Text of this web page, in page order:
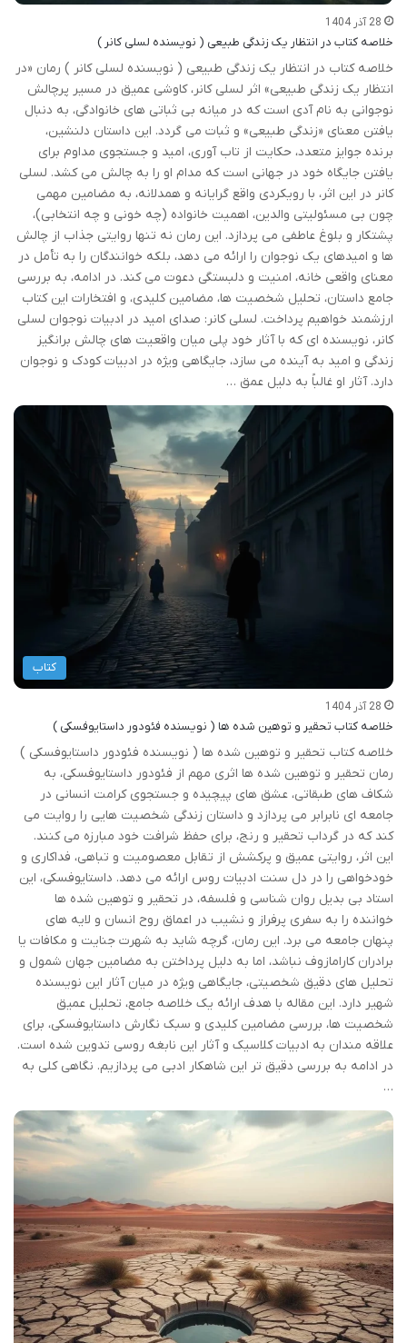
28 آذر 1404
خلاصه کتاب در انتظار یک زندگی طبیعی ( نویسنده لسلی کانر )
خلاصه کتاب در انتظار یک زندگی طبیعی ( نویسنده لسلی کانر ) رمان «در
انتظار یک زندگی طبیعی» اثر لسلی کانر، کاوشی عمیق در مسیر پرچالش
نوجوانی به نام آدی است که در میانه بی ثباتی های خانوادگی، به دنبال
یافتن معنای «زندگی طبیعی» و ثبات می گردد. این داستان دلنشین،
برنده جوایز متعدد، حکایت از تاب آوری، امید و جستجوی مداوم برای
یافتن جایگاه خود در جهانی است که مدام او را به چالش می کشد. لسلی
کانر در این اثر، با رویکردی واقع گرایانه و همدلانه، به مضامین مهمی
چون بی مسئولیتی والدین، اهمیت خانواده (چه خونی و چه انتخابی)،
پشتکار و بلوغ عاطفی می پردازد. این رمان نه تنها روایتی جذاب از چالش
ها و امیدهای یک نوجوان را ارائه می دهد، بلکه خوانندگان را به تأمل در
معنای واقعی خانه، امنیت و دلبستگی دعوت می کند. در ادامه، به بررسی
جامع داستان، تحلیل شخصیت ها، مضامین کلیدی، و افتخارات این کتاب
ارزشمند خواهیم پرداخت. لسلی کانر: صدای امید در ادبیات نوجوان لسلی
کانر، نویسنده ای که با آثار خود پلی میان واقعیت های چالش برانگیز
زندگی و امید به آینده می سازد، جایگاهی ویژه در ادبیات کودک و نوجوان
دارد. آثار او غالباً به دلیل عمق …
کتاب
28 آذر 1404
خلاصه کتاب تحقیر و توهین شده ها ( نویسنده فئودور داستایوفسکی )
خلاصه کتاب تحقیر و توهین شده ها ( نویسنده فئودور داستایوفسکی )
رمان تحقیر و توهین شده ها اثری مهم از فئودور داستایوفسکی، به
شکاف های طبقاتی، عشق های پیچیده و جستجوی کرامت انسانی در
جامعه ای نابرابر می پردازد و داستان زندگی شخصیت هایی را روایت می
کند که در گرداب تحقیر و رنج، برای حفظ شرافت خود مبارزه می کنند.
این اثر، روایتی عمیق و پرکشش از تقابل معصومیت و تباهی، فداکاری و
خودخواهی را در دل سنت ادبیات روس ارائه می دهد. داستایوفسکی، این
استاد بی بدیل روان شناسی و فلسفه، در تحقیر و توهین شده ها
خواننده را به سفری پرفراز و نشیب در اعماق روح انسان و لایه های
پنهان جامعه می برد. این رمان، گرچه شاید به شهرت جنایت و مکافات یا
برادران کارامازوف نباشد، اما به دلیل پرداختن به مضامین جهان شمول و
تحلیل های دقیق شخصیتی، جایگاهی ویژه در میان آثار این نویسنده
شهیر دارد. این مقاله با هدف ارائه یک خلاصه جامع، تحلیل عمیق
شخصیت ها، بررسی مضامین کلیدی و سبک نگارش داستایوفسکی، برای
علاقه مندان به ادبیات کلاسیک و آثار این نابغه روسی تدوین شده است.
در ادامه به بررسی دقیق تر این شاهکار ادبی می پردازیم. نگاهی کلی به
…